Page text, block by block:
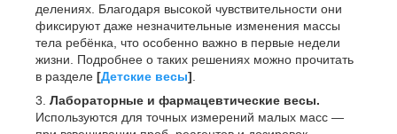
делениях. Благодаря высокой чувствительности они
фиксируют даже незначительные изменения массы
тела ребёнка, что особенно важно в первые недели
жизни. Подробнее о таких решениях можно прочитать
в разделе [Детские весы]
Лабораторные и фармацевтические весы.
Используются для точных измерений малых масс —